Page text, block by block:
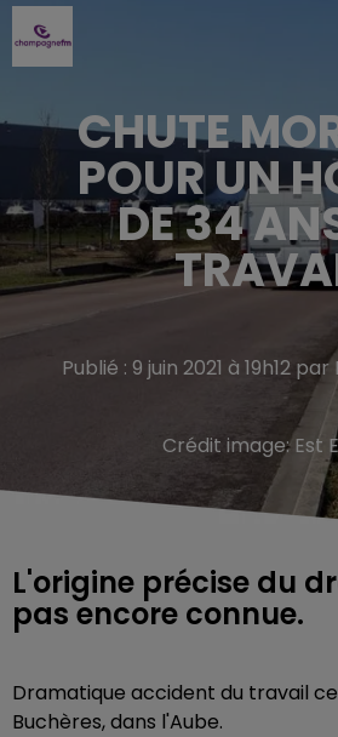
CHUTE
POUR UN
DE 34
Publié : 9 juin 2021 à 19h12
Crédit image:Est
L'origine précise du
pas encore connue.
Dramatique accident du travail
Buchères, dans l'Aube.